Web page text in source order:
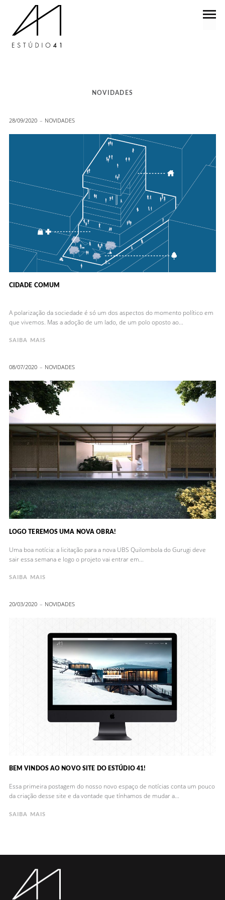
NOVIDADES
28/09/2020 NOVIDADES
CIDADE COMUM
A polarização da sociedade é só um dos aspectos do momento político em
que vivemos. Mas a adoção de um lado, de um polo oposto ao...
SAIBA MAIS
08/07/2020 NOVIDADES
LOGO TEREMOS UMA NOVA OBRA!
Uma boa notícia: a licitação para a nova UBS Quilombola do Gurugi deve
sair essa semana e logo o projeto vai entrar em...
SAIBA MAIS
20/03/2020 NOVIDADES
BEM VINDOS AO NOVO SITE DO ESTÚDIO 41!
Essa primeira postagem do nosso novo espaço de notícias conta um pouco
da criação desse site e da vontade que tínhamos de mudar a...
SAIBA MAIS